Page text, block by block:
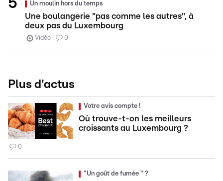
Un moulin hors du temps
Une boulangerie "pas comme les autres", à
deux pas du Luxembourg
Vidéo 0
Plus d'actus
Votre avis compte !
Où trouve-t-on les meilleurs
croissants au Luxembourg ?
0
"Un goût de fumée " ?